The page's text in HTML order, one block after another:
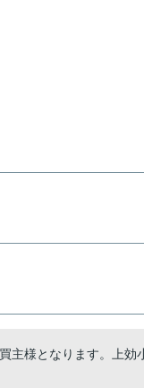
主様となります。上効